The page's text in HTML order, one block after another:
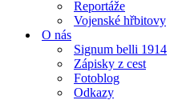
Reportáže
Vojenské hřbitovy
O nás
Signum belli 1914
Zápisky z cest
Fotoblog
Odkazy